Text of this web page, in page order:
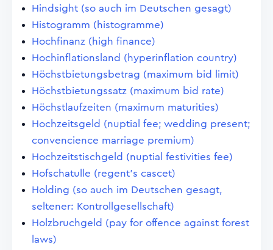
Hindsight (so auch im Deutschen gesagt)
Histogramm (histogramme)
Hochfinanz (high finance)
Hochinflationsland (hyperinflation country)
Höchstbietungsbetrag (maximum bid limit)
Höchstbietungssatz (maximum bid rate)
Höchstlaufzeiten (maximum maturities)
Hochzeitsgeld (nuptial fee; wedding present;
convencience marriage premium)
Hochzeitstischgeld (nuptial festivities fee)
Hofschatulle (regent's cascet)
Holding (so auch im Deutschen gesagt,
seltener: Kontrollgesellschaft)
Holzbruchgeld (pay for offence against forest
laws)